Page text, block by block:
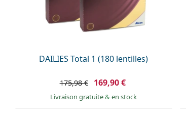
DAILIES Total 1 (180 lentilles)
175,98 € 169,90 €
Livraison gratuite& en stock